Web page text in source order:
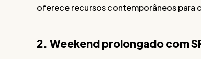
oferece recursos contemporâneos para
2. Weekend prolongado com